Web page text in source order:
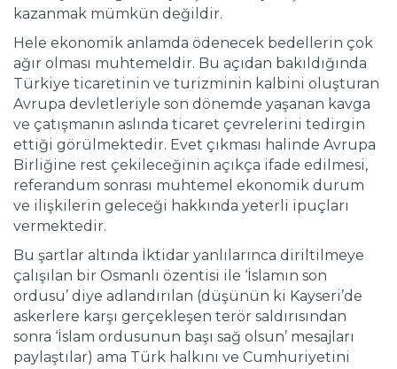
kazanmak mümkün değildir.
Hele ekonomik anlamda ödenecek bedellerin çok
ağır olması muhtemeldir. Bu açıdan bakıldığında
Türkiye ticaretinin ve turizminin kalbini oluşturan
Avrupa devletleriyle son dönemde yaşanan kavga
ve çatışmanın aslında ticaret çevrelerini tedirgin
ettiği görülmektedir. Evet çıkması halinde Avrupa
Birliğine rest çekileceğinin açıkça ifade edilmesi,
referandum sonrası muhtemel ekonomik durum
ve ilişkilerin geleceği hakkında yeterli ipuçları
vermektedir.
Bu şartlar altında İktidar yanlılarınca diriltilmeye
çalışılan bir Osmanlı özentisi ile ‘İslamın son
ordusu’ diye adlandırılan (düşünün ki Kayseri’de
askerlere karşı gerçekleşen terör saldırısından
sonra ‘İslam ordusunun başı sağ olsun’ mesajları
paylaştılar) ama Türk halkını ve Cumhuriyetini